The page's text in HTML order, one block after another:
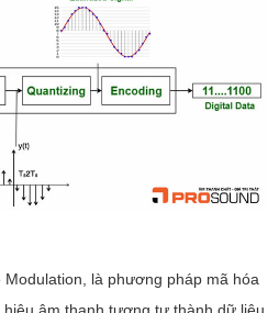
Modulation, là phương pháp mã hóa